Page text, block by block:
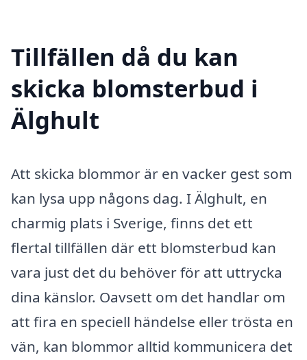
Tillfällen då du kan
skicka blomsterbud i
Älghult
Att skicka blommor är en vacker gest som
kan lysa upp någons dag. I Älghult, en
charmig plats i Sverige, finns det ett
flertal tillfällen där ett blomsterbud kan
vara just det du behöver för att uttrycka
dina känslor. Oavsett om det handlar om
att fira en speciell händelse eller trösta en
vän, kan blommor alltid kommunicera det